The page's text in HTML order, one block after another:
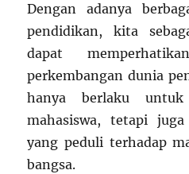
Dengan adanya
pendidikan, kita
dapat
perkembangan dunia
hanya berlaku
mahasiswa, tetapi
yang peduli terhadap
bangsa.